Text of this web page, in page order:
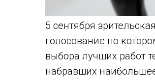
5 сентября
голосование по
выбора лучших работ
набравших